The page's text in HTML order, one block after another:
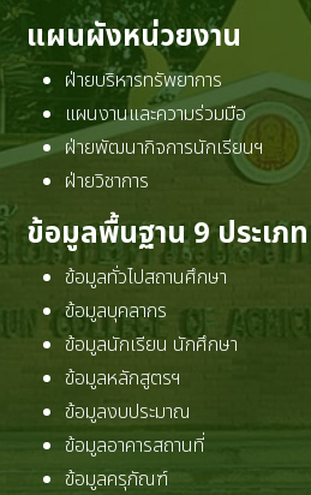
แผนผังหน่วยงาน
ฝ่ายบริหารทรัพยาการ
แผนงานและความร่วมมือ
ฝ่ายพัฒนากิจการนักเรียนฯ
ฝ่ายวิชาการ
ข้อมูลพื้นฐาน 9 ประเภท
ข้อมูลทั่วไปสถานศึกษา
ข้อมูลบุคลากร
ข้อมูลนักเรียน นักศึกษา
ข้อมูลหลักสูตรฯ
ข้อมูลงบประมาณ
ข้อมูลอาคารสถานที่
ข้อมูลครุภัณฑ์